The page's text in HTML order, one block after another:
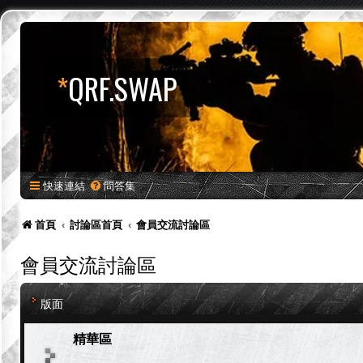
*QRF.SWAP
快速連結 問答集
首頁 討論區首頁 會員交流討論區
會員交流討論區
版面
精華區